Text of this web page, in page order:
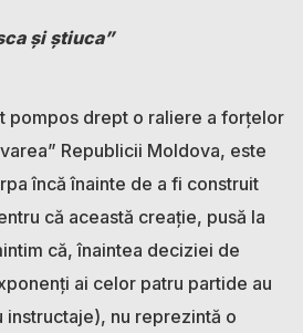
și știuca”
pompos drept o raliere a forțelor
Republicii Moldova, este
încă înainte de a fi construit
că această creație, pusă la
că, înaintea deciziei de
ai celor patru partide au
instructaje), nu reprezintă o